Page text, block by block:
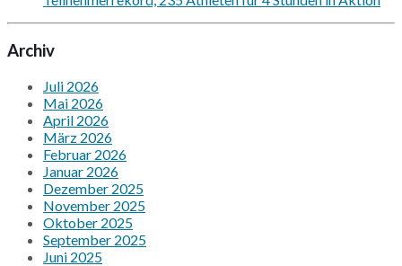
Archiv
Juli 2026
Mai 2026
April 2026
März 2026
Februar 2026
Januar 2026
Dezember 2025
November 2025
Oktober 2025
September 2025
Juni 2025